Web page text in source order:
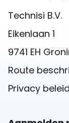
Technisi B.V.
Eikenlaan 1
9741 EH
Route
Privacy beleid